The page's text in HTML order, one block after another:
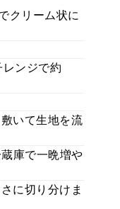
クリーム状に
ンジで約
いて生地を流
庫で一晩増や
に切り分けま